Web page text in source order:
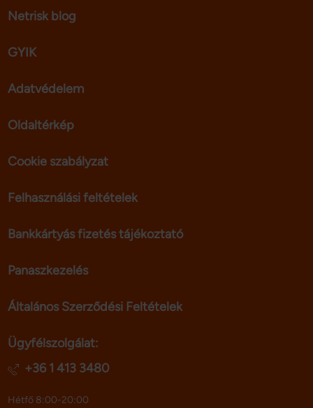
Netrisk blog
GYIK
Adatvédelem
Oldaltérkép
Cookie szabályzat
Felhasználási feltételek
Bankkártyás fizetés tájékoztató
Panaszkezelés
Általános Szerződési Feltételek
Ügyfélszolgálat:
+36 1 413 3480
Hétfő 8:00-20:00